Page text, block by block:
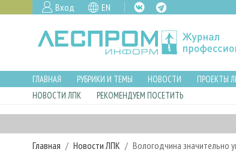
Вход EN
ГЛАВНАЯ РУБРИКИ И ТЕМЫ НОВОСТИ ПРОЕКТЫ
НОВОСТИ ЛПК
РЕКОМЕНДУЕМ ПОСЕТИТЬ
Главная Новости ЛПК Вологодчина значительно